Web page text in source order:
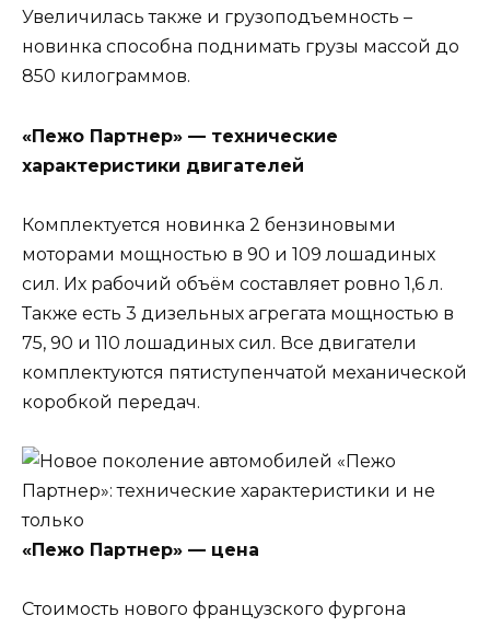
Увеличилась также и грузоподъемность –
новинка способна поднимать грузы массой до
850 килограммов.
«Пежо Партнер» — технические
характеристики двигателей
Комплектуется новинка 2 бензиновыми
моторами мощностью в 90 и 109 лошадиных
сил. Их рабочий объём составляет ровно 1,6 л.
Также есть 3 дизельных агрегата мощностью в
75, 90 и 110 лошадиных сил. Все двигатели
комплектуются пятиступенчатой механической
коробкой передач.
«Пежо Партнер» — цена
Стоимость нового французского фургона